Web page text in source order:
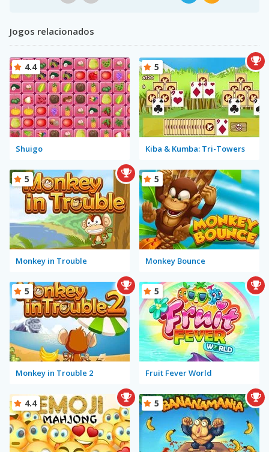
Jogos relacionados
Shuigo
4.4
Kiba & Kumba: Tri-Towers
5
Monkey in Trouble
5
Monkey Bounce
5
Monkey in Trouble 2
5
Fruit Fever World
5
4.4 5